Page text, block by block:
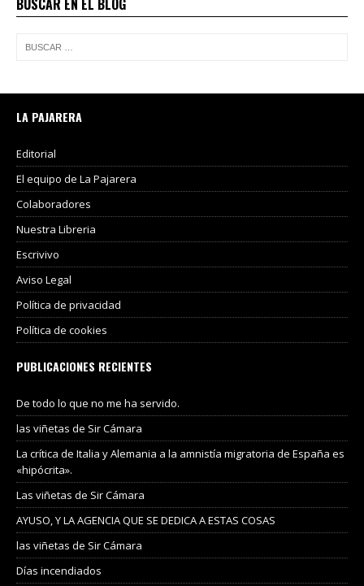
BUSCAR EN EL BLOG
LA PAJARERA
Editorial
El equipo de La Pajarera
Colaboradores
Nuestra Libreria
Escrivivo
Aviso Legal
Política de privacidad
Política de cookies
PUBLICACIONES RECIENTES
De todo lo que no me ha servido.
las viñetas de Sir Cámara
La crítica de Italia y Alemania a la amnistía migratoria de España es
«hipócrita».
Las viñetas de Sir Cámara
AYUSO, Y LA AGENCIA QUE SE DEDICA A ESTAS COSAS
las viñetas de Sir Cámara
Días incendiados